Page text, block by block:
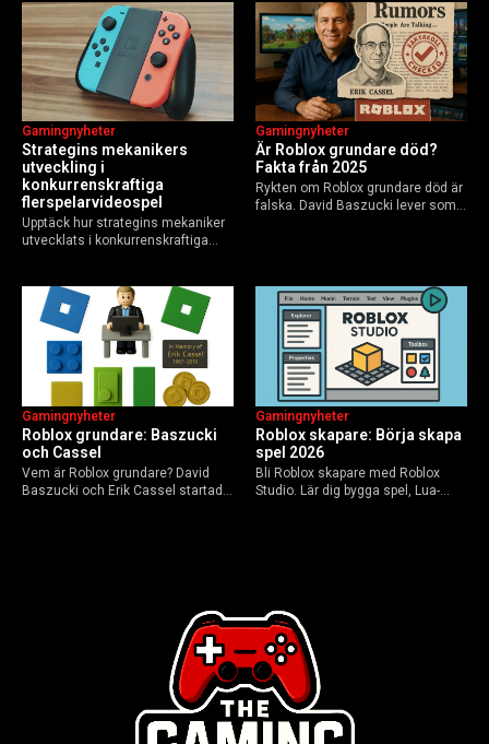
Guide för nybörjare och
yrkesverksamma som vill bygga…
användare 2025, och vad som
händer inför 2026.
Strategins mekanikers
utveckling i
konkurrenskraftiga
flerspelarvideospel
Gamingnyheter
Upptäck hur strategins mekaniker
utvecklats i konkurrenskraftiga
AI-drivna innovationer.
Är Roblox grundare död?
Fakta från 2025
Gamingnyheter
Rykten om Roblox grundare död är
falska. David Baszucki lever som
Roblox grundare: Baszucki
och Cassel
Gamingnyheter
Vem är Roblox grundare? David
Baszucki och Erik Cassel startade
Roblox skapare: Börja skapa
spel 2026
Gamingnyheter
Bli Roblox skapare med Roblox
Studio. Lär dig bygga spel, Lua-